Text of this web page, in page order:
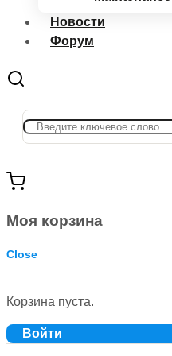
Новости
Форум
Моя корзина
Close
Корзина пуста.
Войти